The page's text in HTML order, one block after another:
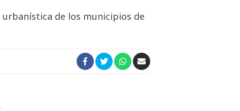
de los municipios de